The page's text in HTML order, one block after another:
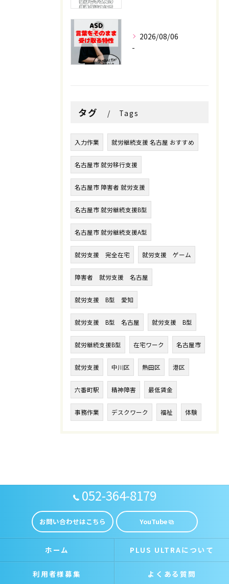
2026/08/06
-
タグ Tags
入力作業 就労継続支援 名古屋 おすすめ
名古屋市 就労移行支援
名古屋市 障害者 就労支援
名古屋市 就労継続支援B型
名古屋市 就労継続支援A型
就労支援 完全在宅 就労支援 ゲーム
障害者 就労支援 名古屋
就労支援 B型 愛知
就労支援 B型 名古屋 就労支援 B型
就労継続支援B型 在宅ワーク 名古屋市
就労支援 中川区 熱田区 港区
六番町駅 精神障害 最低賃金
事務作業 デスクワーク 福祉 体験
052-364-8179
お問い合わせはこちら YouTube
ホーム PLUS ULTRAについて
利用者様募集 よくある質問